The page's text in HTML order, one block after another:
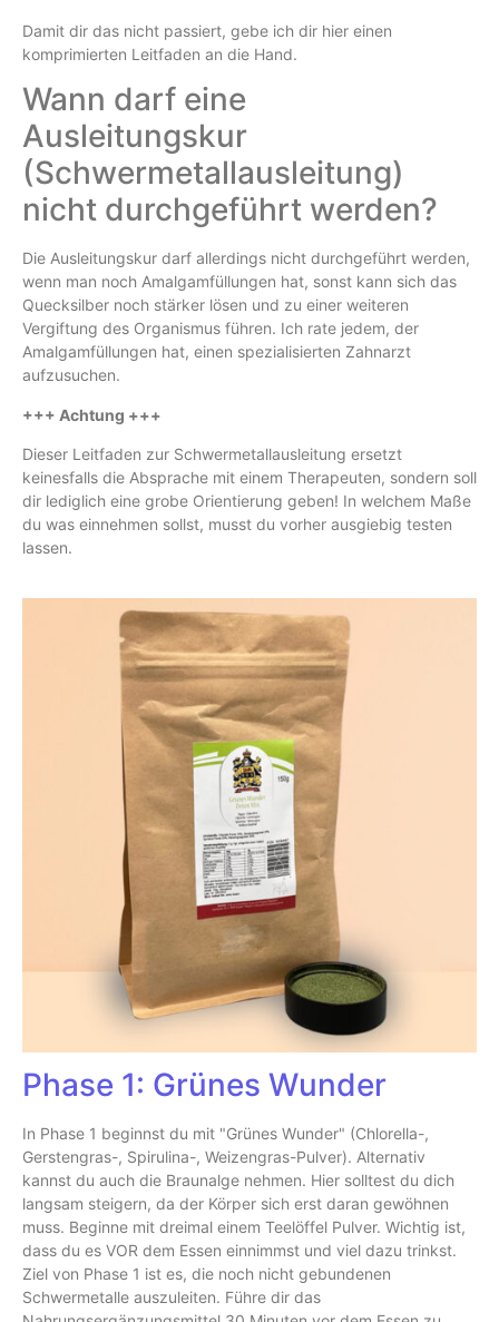
Damit dir das nicht passiert, gebe ich dir hier einen
komprimierten Leitfaden an die Hand.
Wann darf eine
Ausleitungskur
(Schwermetallausleitung)
nicht durchgeführt werden?
Die Ausleitungskur darf allerdings nicht durchgeführt werden,
wenn man noch Amalgamfüllungen hat, sonst kann sich das
Quecksilber noch stärker lösen und zu einer weiteren
Vergiftung des Organismus führen. Ich rate jedem, der
Amalgamfüllungen hat, einen spezialisierten Zahnarzt
aufzusuchen.
+++ Achtung +++
Dieser Leitfaden zur Schwermetallausleitung ersetzt
keinesfalls die Absprache mit einem Therapeuten, sondern soll
dir lediglich eine grobe Orientierung geben! In welchem Maße
du was einnehmen sollst, musst du vorher ausgiebig testen
lassen.
Phase 1: Grünes Wunder
In Phase 1 beginnst du mit "Grünes Wunder" (Chlorella-,
Gerstengras-, Spirulina-, Weizengras-Pulver). Alternativ
kannst du auch die Braunalge nehmen. Hier solltest du dich
langsam steigern, da der Körper sich erst daran gewöhnen
muss. Beginne mit dreimal einem Teelöffel Pulver. Wichtig ist,
dass du es VOR dem Essen einnimmst und viel dazu trinkst.
Ziel von Phase 1 ist es, die noch nicht gebundenen
Schwermetalle auszuleiten. Führe dir das